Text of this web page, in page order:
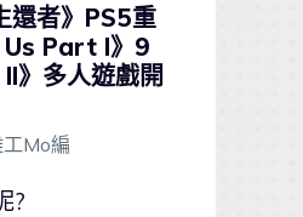
還者》PS5重
Part I》9
多人遊戲開
Mo編
?